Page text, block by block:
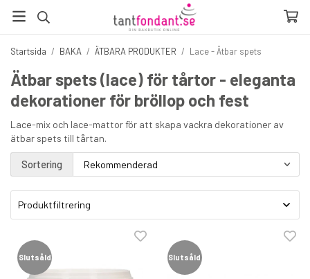
Startsida / BAKA / ÄTBARA PRODUKTER / Lace - Ätbar spets
Ätbar spets (lace) för tårtor - eleganta
dekorationer för bröllop och fest
Lace-mix och lace-mattor för att skapa vackra dekorationer av
ätbar spets till tårtan.
Sortering
Produktfiltrering
Slutsåld Slutsåld